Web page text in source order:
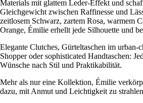
Materials mit glattem Leder-Effekt und
Gleichgewicht zwischen Raffinesse und
zeitlosem Schwarz, zartem Rosa, warmem
Orange, Émilie erhellt jede Silhouette und
Elegante Clutches, Gürteltaschen im urban-
Shopper oder sophisticated Handtaschen:
Wünsche nach Stil und Praktikabilität.
Mehr als nur eine Kollektion, Émilie
dazu, mit Anmut und Leichtigkeit zu